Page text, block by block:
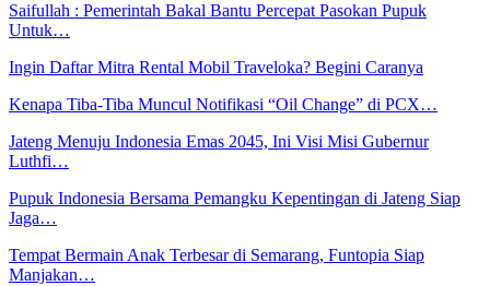
Saifullah : Pemerintah Bakal Bantu Percepat Pasokan Pupuk
Untuk…
Ingin Daftar Mitra Rental Mobil Traveloka? Begini Caranya
Kenapa Tiba-Tiba Muncul Notifikasi “Oil Change” di PCX…
Jateng Menuju Indonesia Emas 2045, Ini Visi Misi Gubernur
Luthfi…
Pupuk Indonesia Bersama Pemangku Kepentingan di Jateng Siap
Jaga…
Tempat Bermain Anak Terbesar di Semarang, Funtopia Siap
Manjakan…